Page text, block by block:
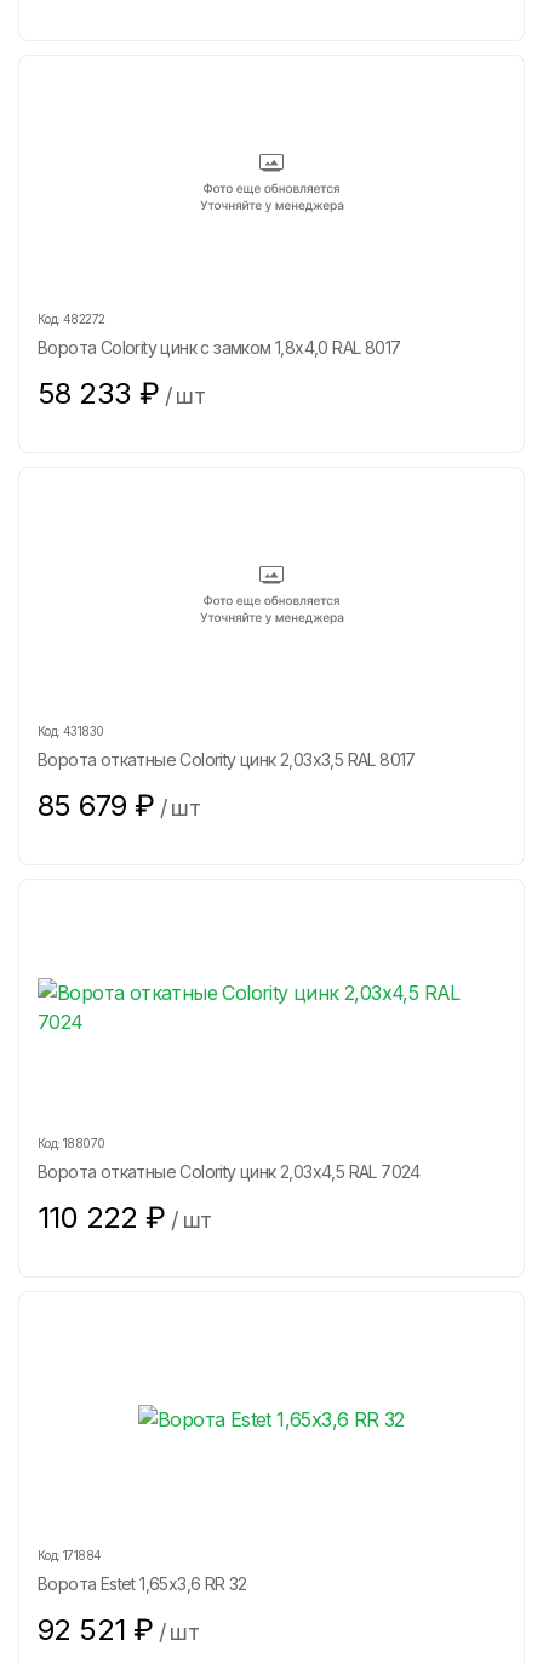
Код: 482272
Ворота Colority цинк с замком 1,8х4,0 RAL 8017
58 233 ₽ /шт
Код: 431830
Ворота откатные Colority цинк 2,03x3,5 RAL 8017
85 679 ₽ /шт
Код: 188070
Ворота откатные Colority цинк 2,03x4,5 RAL 7024
110 222 ₽ / шт
Код: 171884
Ворота Estet 1,65х3,6 RR 32
92 521 ₽ /шт